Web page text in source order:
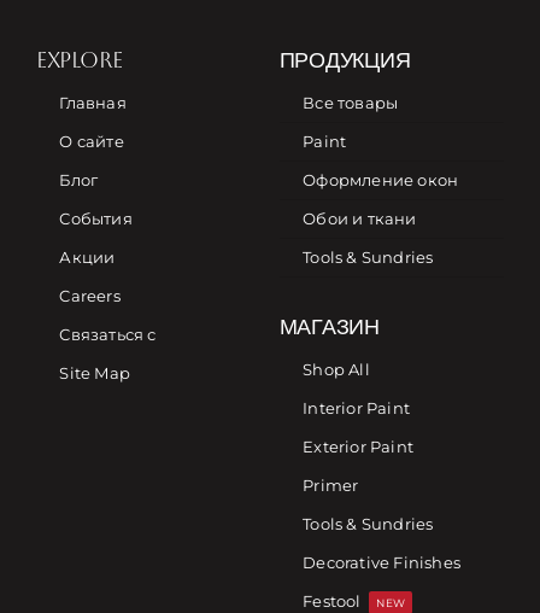
EXPLORE
Главная
О сайте
Блог
События
Акции
Careers
Связаться с
Site Map
ПРОДУКЦИЯ
Все товары
Paint
Оформление окон
Обои и ткани
Tools & Sundries
МАГАЗИН
Shop All
Interior Paint
Exterior Paint
Primer
Tools & Sundries
Decorative Finishes
Festool
NEW